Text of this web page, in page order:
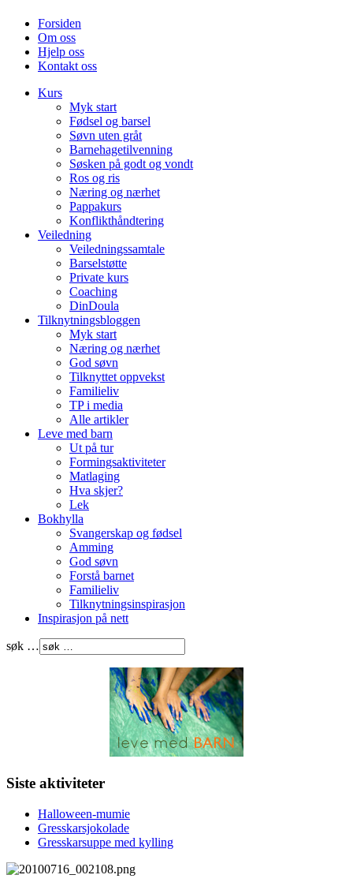
Forsiden
Om oss
Hjelp oss
Kontakt oss
Kurs
Myk start
Fødsel og barsel
Søvn uten gråt
Barnehagetilvenning
Søsken på godt og vondt
Ros og ris
Næring og nærhet
Pappakurs
Konflikthåndtering
Veiledning
Veiledningssamtale
Barselstøtte
Private kurs
Coaching
DinDoula
Tilknytningsbloggen
Myk start
Næring og nærhet
God søvn
Tilknyttet oppvekst
Familieliv
TP i media
Alle artikler
Leve med barn
Ut på tur
Formingsaktiviteter
Matlaging
Hva skjer?
Lek
Bokhylla
Svangerskap og fødsel
Amming
God søvn
Forstå barnet
Familieliv
Tilknytningsinspirasjon
Inspirasjon på nett
søk …
Siste aktiviteter
Halloween-mumie
Gresskarsjokolade
Gresskarsuppe med kylling